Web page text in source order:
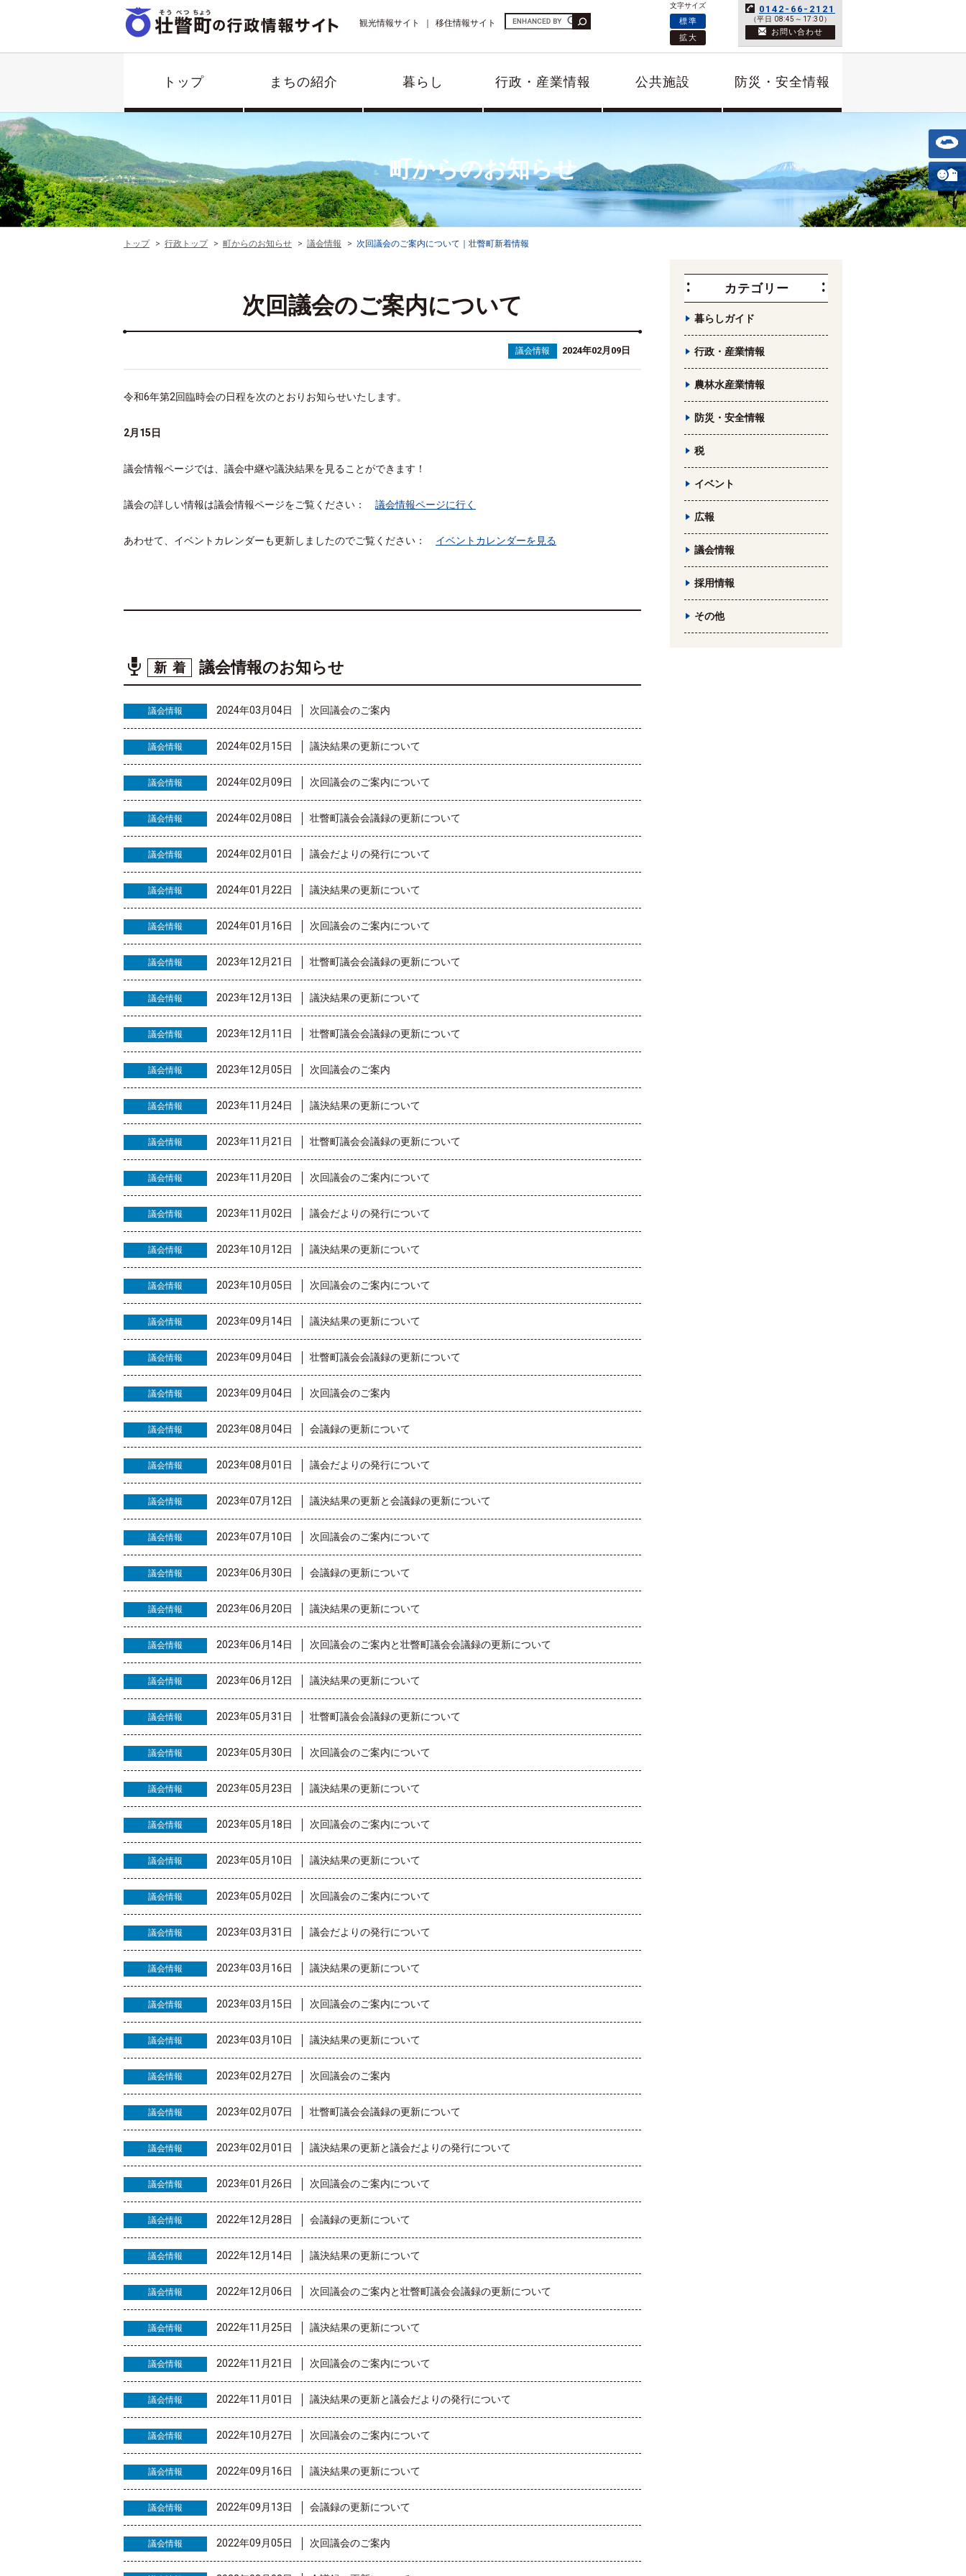
トップ まちの紹介 暮らし 行政・産業情報 公共施設 防災・安全情報
文字サイズ
標準
拡大
観光情報サイト 移住情報サイト
0142-66-2121
（平日 08:45～17:30）
お問い合わせ
町からのお知らせ
トップ 行政トップ 町からのお知らせ 議会情報 次回議会のご案内について｜壮瞥町新着情報
次回議会のご案内について
議会情報 2024年02月09日
令和6年第2回臨時会の日程を次のとおりお知らせいたします。
2月15 日
議会情報ページでは、議会中継や議決結果を見ることができます！
議会の詳しい情報は議会情報ページをご覧ください： 議会情報ページに行く
あわせて、イベントカレンダーも更新しましたのでご覧ください： イベントカレンダーを見る
新着 議会情報のお知らせ
議会情報 2024年03月04日 次回議会のご案内
議会情報 2024年02月15日 議決結果の更新について
議会情報 2024年02月09日 次回議会のご案内について
議会情報 2024年02月08日 壮瞥町議会会議録の更新について
議会情報 2024年02月01日 議会だよりの発行について
議会情報 2024年01月22日 議決結果の更新について
議会情報 2024年01月16日 次回議会のご案内について
議会情報 2023年12月21日 壮瞥町議会会議録の更新について
議会情報 2023年12月13日 議決結果の更新について
議会情報 2023年12月11日 壮瞥町議会会議録の更新について
議会情報 2023年12月05日 次回議会のご案内
議会情報 2023年11月24日 議決結果の更新について
議会情報 2023年11月21日 壮瞥町議会会議録の更新について
議会情報 2023年11月20日 次回議会のご案内について
議会情報 2023年11月02日 議会だよりの発行について
議会情報 2023年10月12日 議決結果の更新について
議会情報 2023年10月05日 次回議会のご案内について
議会情報 2023年09月14日 議決結果の更新について
議会情報 2023年09月04日 壮瞥町議会会議録の更新について
議会情報 2023年09月04日 次回議会のご案内
議会情報 2023年08月04日 会議録の更新について
議会情報 2023年08月01日 議会だよりの発行について
議会情報 2023年07月12日 議決結果の更新と会議録の更新について
議会情報 2023年07月10日 次回議会のご案内について
議会情報 2023年06月30日 会議録の更新について
議会情報 2023年06月20日 議決結果の更新について
議会情報 2023年06月14日 次回議会のご案内と壮瞥町議会会議録の更新について
議会情報 2023年06月12日 議決結果の更新について
議会情報 2023年05月31日 壮瞥町議会会議録の更新について
議会情報 2023年05月30日 次回議会のご案内について
議会情報 2023年05月23日 議決結果の更新について
議会情報 2023年05月18日 次回議会のご案内について
議会情報 2023年05月10日 議決結果の更新について
議会情報 2023年05月02日 次回議会のご案内について
議会情報 2023年03月31日 議会だよりの発行について
議会情報 2023年03月16日 議決結果の更新について
議会情報 2023年03月15日 次回議会のご案内について
議会情報 2023年03月10日 議決結果の更新について
議会情報 2023年02月27日 次回議会のご案内
議会情報 2023年02月07日 壮瞥町議会会議録の更新について
議会情報 2023年02月01日 議決結果の更新と議会だよりの発行について
議会情報 2023年01月26日 次回議会のご案内について
議会情報 2022年12月28日 会議録の更新について
議会情報 2022年12月14日 議決結果の更新について
議会情報 2022年12月06日 次回議会のご案内と壮瞥町議会会議録の更新について
議会情報 2022年11月25日 議決結果の更新について
議会情報 2022年11月21日 次回議会のご案内について
議会情報 2022年11月01日 議決結果の更新と議会だよりの発行について
議会情報 2022年10月27日 次回議会のご案内について
議会情報 2022年09月16日 議決結果の更新について
議会情報 2022年09月13日 会議録の更新について
議会情報 2022年09月05日 次回議会のご案内
カテゴリー
暮らしガイド
行政・産業情報
農林水産業情報
防災・安全情報
税
イベント
広報
議会情報
採用情報
その他